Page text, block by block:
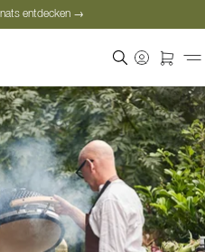
entdecken →
entdecken →